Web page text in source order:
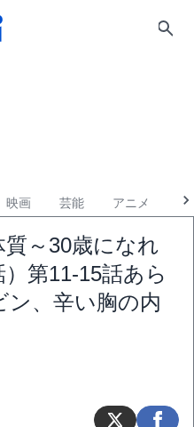
映画 芸能 アニメ
～30歳になれ
第11-15話あら
、辛い胸の内